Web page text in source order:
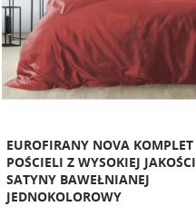
EUROFIRANY NOVA KOMPLET
POŚCIELI Z WYSOKIEJ JAKOŚCI
SATYNY BAWEŁNIANEJ
JEDNOKOLOROWY